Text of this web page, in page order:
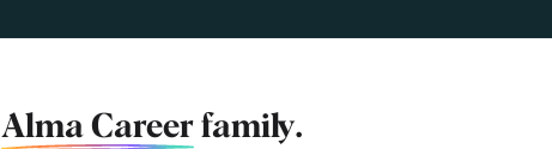
Alma Careerfamily.